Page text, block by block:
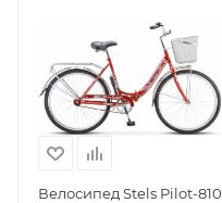
Велосипед Stels Pilot-810